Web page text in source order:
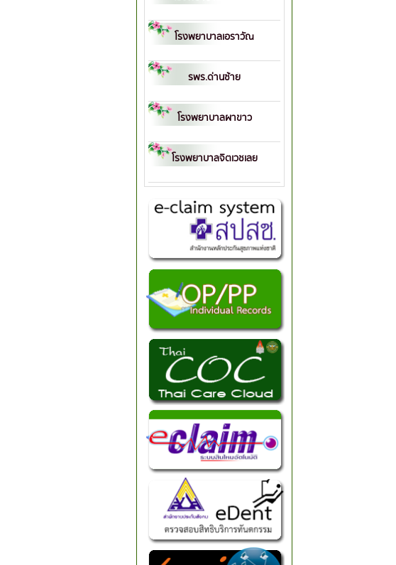
โรงพยาบาลเอราวัณ
รพร.ด่านซ้าย
โรงพยาบาลผาขาว
โรงพยาบาลจิตเวชเลย